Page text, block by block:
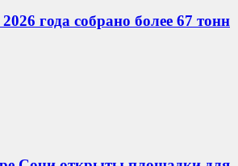
года собрано более 67 тонн